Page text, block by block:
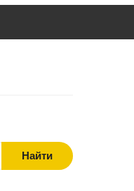
Найти